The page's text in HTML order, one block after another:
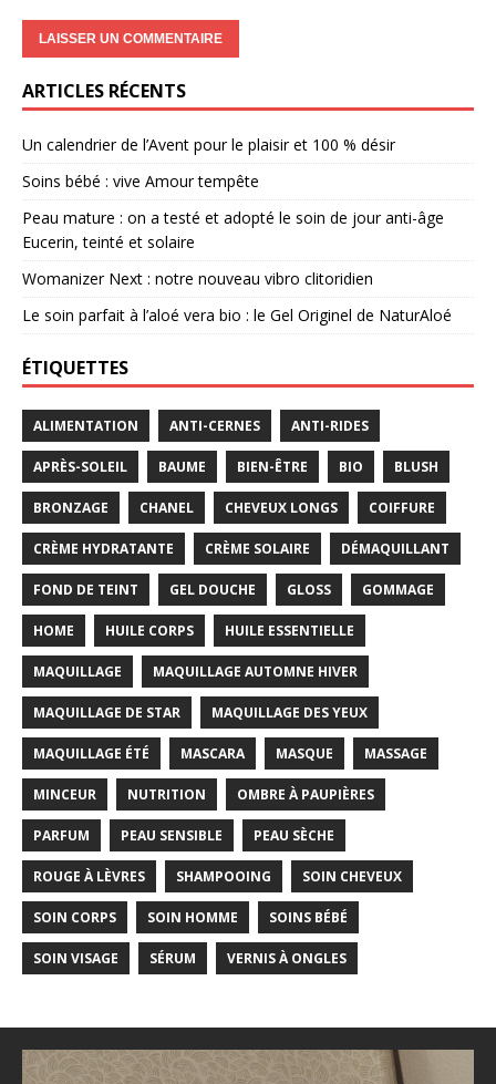
ARTICLES RÉCENTS
Un calendrier de l’Avent pour le plaisir et 100 % désir
Soins bébé : vive Amour tempête
Peau mature : on a testé et adopté le soin de jour anti-âge
Eucerin, teinté et solaire
Womanizer Next : notre nouveau vibro clitoridien
Le soin parfait à l’aloé vera bio : le Gel Originel de NaturAloé
ÉTIQUETTES
ALIMENTATION ANTI-CERNES ANTI-RIDES
APRÈS-SOLEIL BAUME BIEN-ÊTRE BIO BLUSH
BRONZAGE CHANEL CHEVEUX LONGS COIFFURE
CRÈME HYDRATANTE CRÈME SOLAIRE DÉMAQUILLANT
FOND DE TEINT GEL DOUCHE GLOSS GOMMAGE
HOME HUILE CORPS HUILE ESSENTIELLE
MAQUILLAGE MAQUILLAGE AUTOMNE HIVER
MAQUILLAGE DE STAR MAQUILLAGE DES YEUX
MAQUILLAGE ÉTÉ MASCARA MASQUE MASSAGE
MINCEUR NUTRITION OMBRE À PAUPIÈRES
PARFUM PEAU SENSIBLE PEAU SÈCHE
ROUGE À LÈVRES SHAMPOOING SOIN CHEVEUX
SOIN CORPS SOIN HOMME SOINS BÉBÉ
SOIN VISAGE SÉRUM VERNIS À ONGLES